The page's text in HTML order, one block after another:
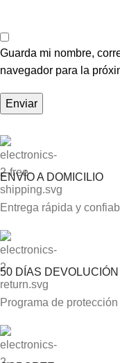
Guarda mi nombre,
navegador para la
ENVÍO A DOMICILIO
Entrega rápida y
50 DÍAS DEVOLUCIÓN
Programa de protección